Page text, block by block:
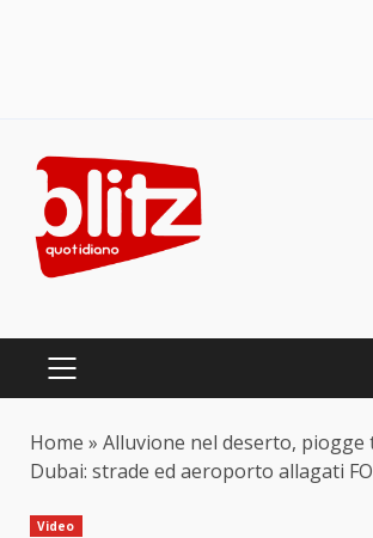
content
PRIMARY
Home » Alluvione nel deserto, piogge
Dubai: strade ed aeroporto allagati
Video